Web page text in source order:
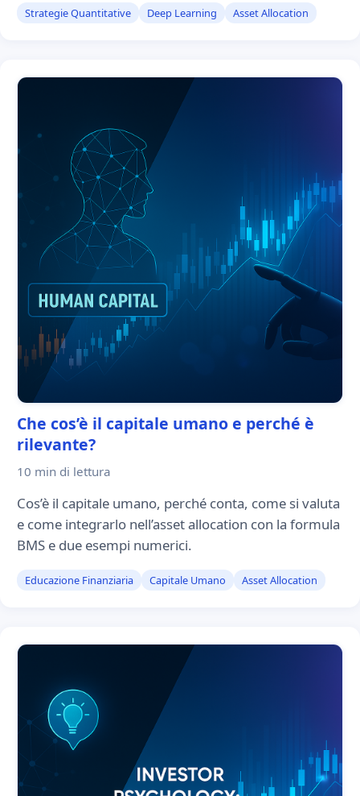
Strategie Quantitative Deep Learning Asset Allocation
Che cos’è il capitale umano e perché è
rilevante?
10 min di lettura
Cos’è il capitale umano, perché conta, come si valuta
e come integrarlo nell’asset allocation con la formula
BMS e due esempi numerici.
Educazione Finanziaria Capitale Umano Asset Allocation